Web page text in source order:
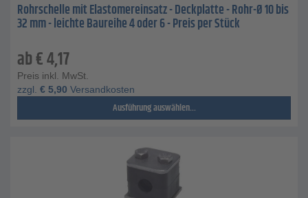
Rohrschelle mit Elastomereinsatz - Deckplatte - Rohr-Ø 10 bis
32 mm - leichte Baureihe 4 oder 6 - Preis per Stück
ab€4,17
Preis inkl. MwSt.
zzgl. € 5,90 Versandkosten
Ausführung auswählen...